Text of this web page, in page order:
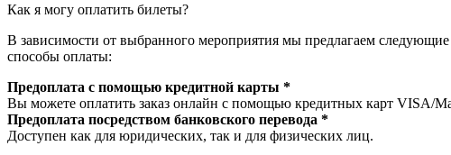
Как я могу оплатить билеты?
В зависимости от выбранного мероприятия мы предлагаем следующие
способы оплаты:
Предоплата с помощью кредитной карты *
Вы можете оплатить заказ онлайн с помощью кредитных карт VISA/
Предоплата посредством банковского перевода *
Доступен как для юридических, так и для физических лиц.